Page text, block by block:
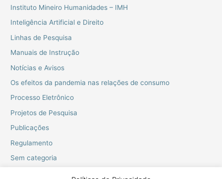
Instituto Mineiro Humanidades – IMH
Inteligência Artificial e Direito
Linhas de Pesquisa
Manuais de Instrução
Notícias e Avisos
Os efeitos da pandemia nas relações de consumo
Processo Eletrônico
Projetos de Pesquisa
Publicações
Regulamento
Sem categoria